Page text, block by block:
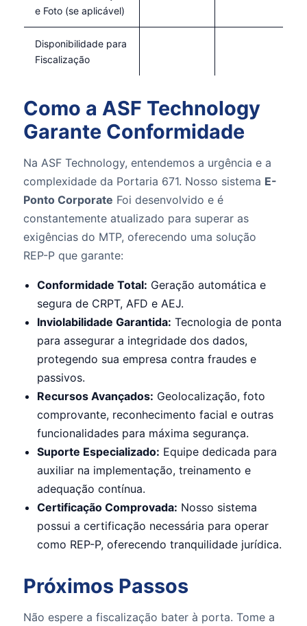
e Foto (se aplicável)
Disponibilidade para
Fiscalização
Como a ASF Technology
Garante Conformidade
Na ASF Technology, entendemos a urgência e a
complexidade da Portaria 671. Nosso sistema E-
Ponto Corporate Foi desenvolvido e é
constantemente atualizado para superar as
exigências do MTP, oferecendo uma solução
REP-P que garante:
Conformidade Total: Geração automática e
segura de CRPT, AFD e AEJ.
Inviolabilidade Garantida: Tecnologia de ponta
para assegurar a integridade dos dados,
protegendo sua empresa contra fraudes e
passivos.
Recursos Avançados: Geolocalização, foto
comprovante, reconhecimento facial e outras
funcionalidades para máxima segurança.
Suporte Especializado: Equipe dedicada para
auxiliar na implementação, treinamento e
adequação contínua.
Certificação Comprovada: Nosso sistema
possui a certificação necessária para operar
como REP-P, oferecendo tranquilidade jurídica.
Próximos Passos
Não espere a fiscalização bater à porta. Tome a